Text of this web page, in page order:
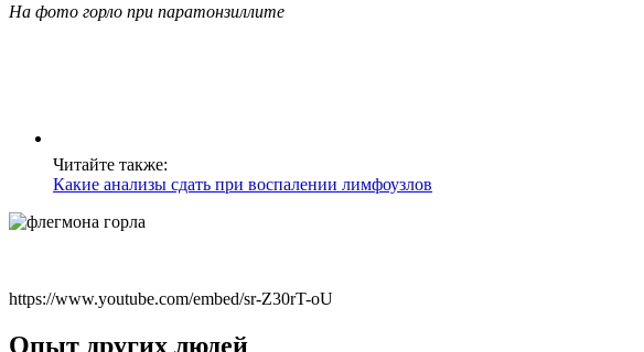
На фото горло при паратонзиллите
Читайте также:
Какие анализы сдать при воспалении лимфоузлов
https://www.youtube.com/embed/sr-Z30rT-oU
Опыт других людей